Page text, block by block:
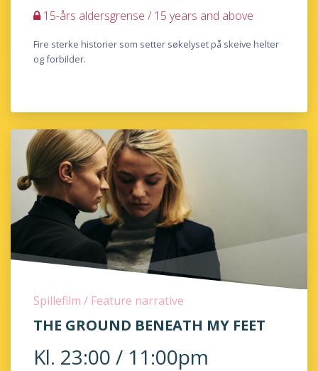
15-års aldersgrense / 15 years and above
Fire sterke historier som setter søkelyset på skeive helter
og forbilder.
Spillefilm / Feature narrative
THE GROUND BENEATH MY FEET
Kl. 23:00 / 11:00pm